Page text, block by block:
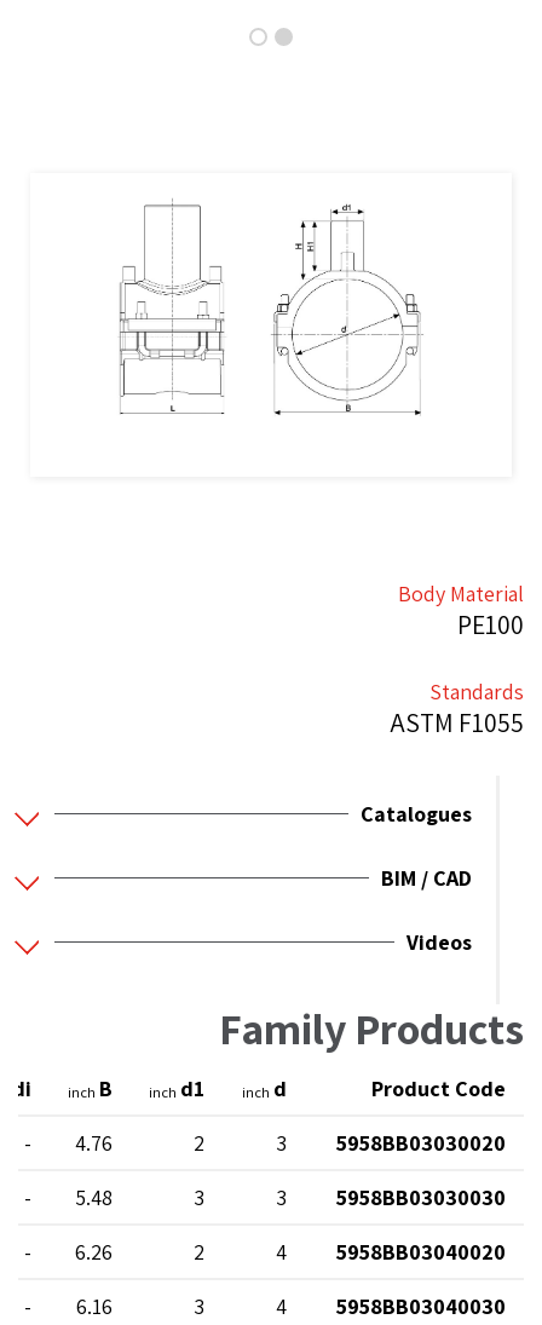
Body Material
PE100
Standards
ASTM F1055
Catalogues
BIM / CAD
Videos
Family Products
Product Code
d
inch
d1
inch
B
inch
di
5958BB03030020
3
2
4.76
-
5958BB03030030
3
3
5.48
-
5958BB03040020
4
2
6.26
-
5958BB03040030
4
3
6.16
-